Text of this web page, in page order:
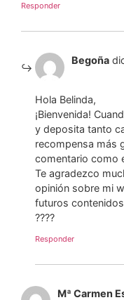
Responder
Begoña
Hola Belinda,
¡Bienvenida!
y deposita tanto
recompensa más
comentario como
Te agradezco
opinión sobre mi
futuros
????
Responder
Mª Carmen